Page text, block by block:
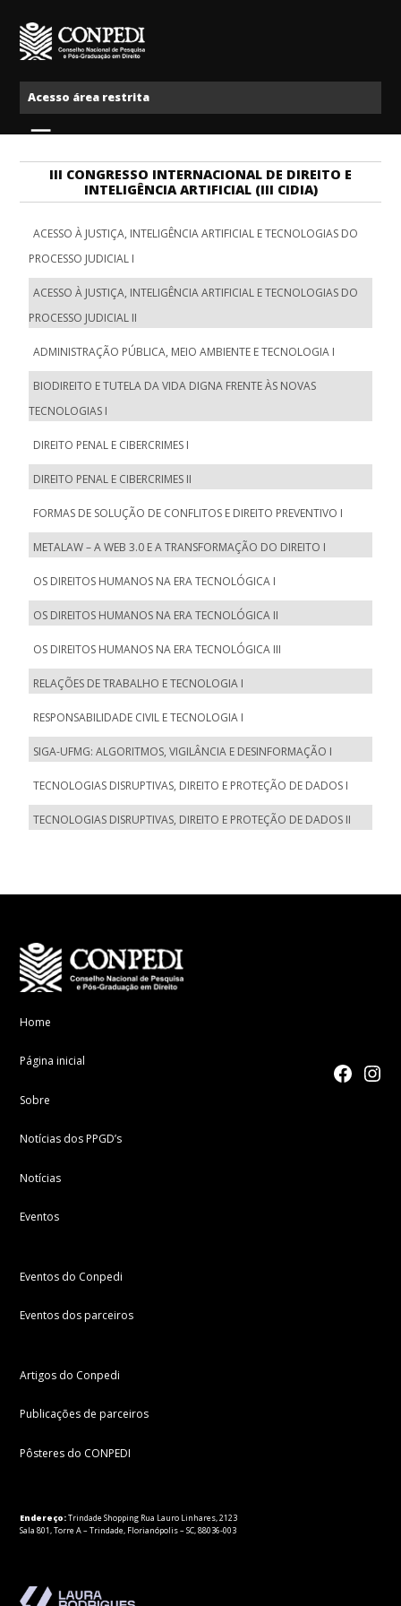
Acesso área restrita
Menu
III CONGRESSO INTERNACIONAL DE DIREITO E
INTELIGÊNCIA ARTIFICIAL (III CIDIA)
ACESSO À JUSTIÇA, INTELIGÊNCIA ARTIFICIAL E TECNOLOGIAS DO
PROCESSO JUDICIAL I
ACESSO À JUSTIÇA, INTELIGÊNCIA ARTIFICIAL E TECNOLOGIAS DO
PROCESSO JUDICIAL II
ADMINISTRAÇÃO PÚBLICA, MEIO AMBIENTE E TECNOLOGIA I
BIODIREITO E TUTELA DA VIDA DIGNA FRENTE ÀS NOVAS
TECNOLOGIAS I
DIREITO PENAL E CIBERCRIMES I
DIREITO PENAL E CIBERCRIMES II
FORMAS DE SOLUÇÃO DE CONFLITOS E DIREITO PREVENTIVO I
METALAW – A WEB 3.0 E A TRANSFORMAÇÃO DO DIREITO I
OS DIREITOS HUMANOS NA ERA TECNOLÓGICA I
OS DIREITOS HUMANOS NA ERA TECNOLÓGICA II
OS DIREITOS HUMANOS NA ERA TECNOLÓGICA III
RELAÇÕES DE TRABALHO E TECNOLOGIA I
RESPONSABILIDADE CIVIL E TECNOLOGIA I
SIGA-UFMG: ALGORITMOS, VIGILÂNCIA E DESINFORMAÇÃO I
TECNOLOGIAS DISRUPTIVAS, DIREITO E PROTEÇÃO DE DADOS I
TECNOLOGIAS DISRUPTIVAS, DIREITO E PROTEÇÃO DE DADOS II
facebook
Home
Página inicial
Sobre
Notícias dos PPGD’s
Notícias
Eventos
Eventos do Conpedi
Eventos dos parceiros
Artigos do Conpedi
Publicações de parceiros
Pôsteres do CONPEDI
Endereço:Trindade Shopping Rua Lauro Linhares, 2123
Sala 801, Torre A – Trindade, Florianópolis – SC, 88036-003